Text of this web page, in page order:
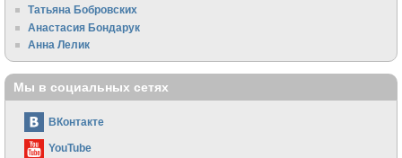
Татьяна Бобровских
Анастасия Бондарук
Анна Лелик
Мы в социальных сетях
ВКонтакте
YouTube